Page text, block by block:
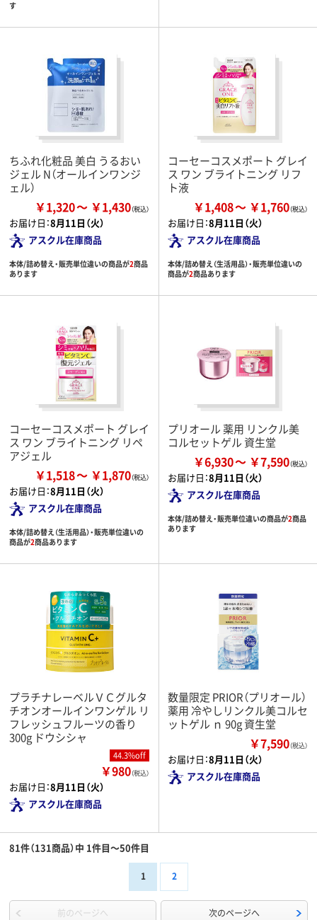
す
ちふれ化粧品 美白 うるおい
ジェル N（オールインワンジ
ェル）
￥1,320 ￥1,430
お届け日：8月11日（火）
アスクル在庫商品
本体/詰め替え・販売単位違いの商品が2商品
あります
コーセーコスメポート グレイ
ス ワン ブライトニング リフ
ト液
￥1,408 ￥1,760
お届け日：8月11日（火）
アスクル在庫商品
本体/詰め替え（生活用品）・販売単位違いの
商品が2商品あります
コーセーコスメポート グレイ
ス ワン ブライトニング リペ
アジェル
￥1,518 ￥1,870
お届け日：8月11日（火）
アスクル在庫商品
本体/詰め替え（生活用品）・販売単位違いの
商品が2商品あります
プリオール 薬用 リンクル美
コルセットゲル 資生堂
￥6,930 ￥7,590
お届け日：8月11日（火）
アスクル在庫商品
本体/詰め替え・販売単位違いの商品が2商品
あります
プラチナレーベルＶＣグルタ
チオンオールインワンゲル リ
フレッシュフルーツの香り
300g ドウシシャ
44.3%off
￥980（税込）
お届け日：8月11日（火）
アスクル在庫商品
数量限定 PRIOR（プリオール）
薬用 冷やしリンクル美コルセ
ットゲル ｎ 90g 資生堂
￥7,590（税込）
お届け日：8月11日（火）
アスクル在庫商品
81件（131商品）中 1件目～50件目
1 2
前のページへ 次のページへ